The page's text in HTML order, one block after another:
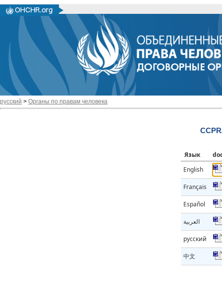
русский > Органы по правам человека
Язык
English
Français
Español
العربية
русский
中文